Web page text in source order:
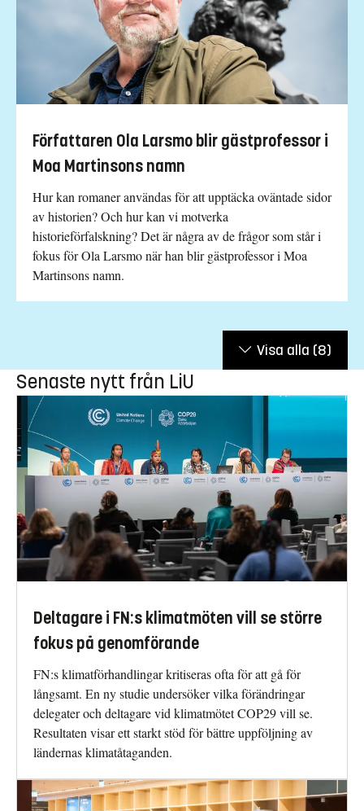
Författaren Ola Larsmo blir gästprofessor i
Moa Martinsons namn
Hur kan romaner användas för att upptäcka oväntade sidor
av historien? Och hur kan vi motverka
historieförfalskning? Det är några av de frågor som står i
fokus för Ola Larsmo när han blir gästprofessor i Moa
Martinsons namn.
Visa alla (8)
Senaste nytt från LiU
Deltagare i FN:s klimatmöten vill se större
fokus på genomförande
FN:s klimatförhandlingar kritiseras ofta för att gå för
långsamt. En ny studie undersöker vilka förändringar
delegater och deltagare vid klimatmötet COP29 vill se.
Resultaten visar ett starkt stöd för bättre uppföljning av
ländernas klimatåtaganden.